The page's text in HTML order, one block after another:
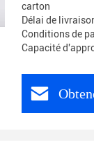
carton
Délai de
Conditions de
Capacité